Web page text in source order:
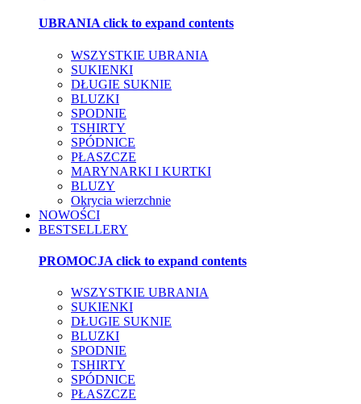
UBRANIAclick to expand contents
WSZYSTKIE UBRANIA
SUKIENKI
DŁUGIE SUKNIE
BLUZKI
SPODNIE
TSHIRTY
SPÓDNICE
PŁASZCZE
MARYNARKI I KURTKI
BLUZY
Okrycia wierzchnie
NOWOŚCI
BESTSELLERY
PROMOCJA click to expand contents
WSZYSTKIE UBRANIA
SUKIENKI
DŁUGIE SUKNIE
BLUZKI
SPODNIE
TSHIRTY
SPÓDNICE
PŁASZCZE